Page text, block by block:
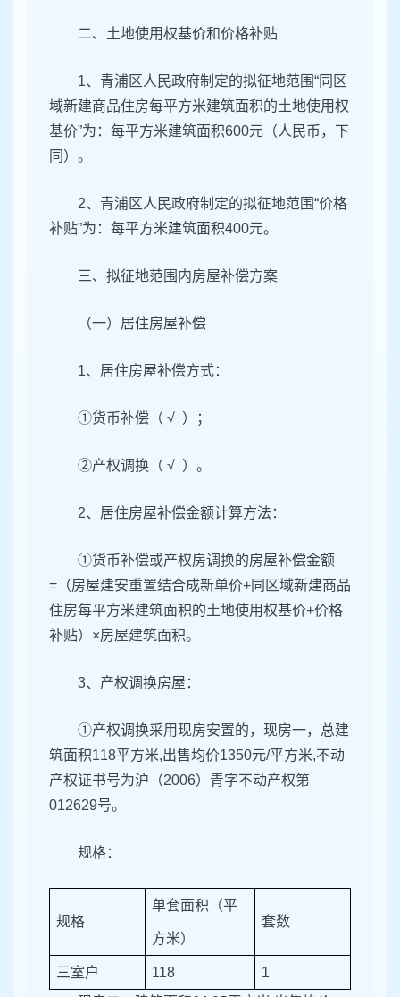
二、土地使用权基价和价格补贴
1、青浦区人民政府制定的拟征地范围“同区
域新建商品住房每平方米建筑面积的土地使用权
基价”为：每平方米建筑面积600元（人民币，下
同）。
2、青浦区人民政府制定的拟征地范围“价格
补贴”为：每平方米建筑面积400元。
三、拟征地范围内房屋补偿方案
（一）居住房屋补偿
1、居住房屋补偿方式：
①货币补偿（ √ ）；
②产权调换（ √ ）。
2、居住房屋补偿金额计算方法：
①货币补偿或产权房调换的房屋补偿金额
=（房屋建安重置结合成新单价+同区域新建商品
住房每平方米建筑面积的土地使用权基价+价格
补贴）×房屋建筑面积。
3、产权调换房屋：
①产权调换采用现房安置的，现房一，总建
筑面积118平方米,出售均价1350元/平方米,不动
产权证书号为沪（2006）青字不动产权第
012629号。
规格：
规格
单套面积（平
方米）
套数
三室户 118
1